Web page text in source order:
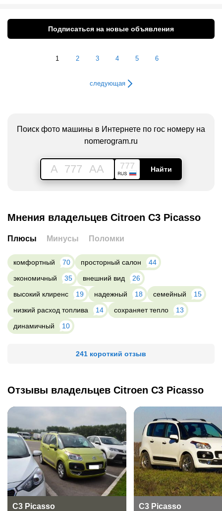
Подписаться на новые объявления
1 2 3 4 5 6
следующая
Поиск фото машины в Интернете по гос номеру на
nomerogram.ru
A 777 AA 777 Найти
Мнения владельцев Citroen C3 Picasso
Плюсы Минусы Поломки
комфортный 70 просторный салон
44
экономичный
35 внешний вид
26
высокий клиренс
19 надежный 18 семейный
15
низкий расход топлива
14 сохраняет тепло
13
динамичный
10
241 короткий отзыв
Отзывы владельцев Citroen C3 Picasso
C3 Picasso C3 Picasso